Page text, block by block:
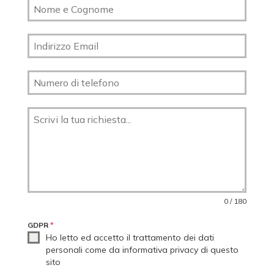
0 / 180
GDPR *
Ho letto ed accetto il trattamento dei dati
personali come da informativa privacy di questo
sito